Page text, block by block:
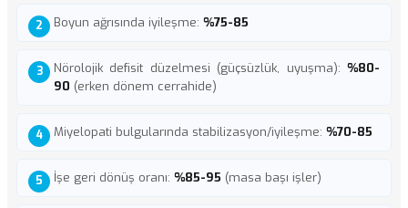
Boyun ağrısında iyileşme: %75-85
Nörolojik defisit düzelmesi (güçsüzlük, uyuşma): %80-
90 (erken dönem cerrahide)
Miyelopati bulgularında stabilizasyon/iyileşme: %70-85
İşe geri dönüş oranı: %85-95 (masa başı işler)